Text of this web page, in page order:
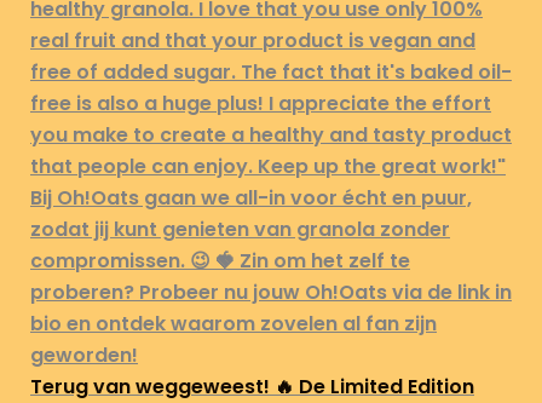
Terug van weggeweest! 🔥 De Limited Edition